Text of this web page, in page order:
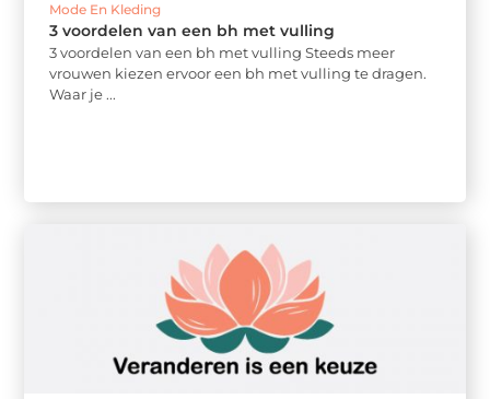
Mode En Kleding
3 voordelen van een bh met vulling
3 voordelen van een bh met vulling Steeds meer
vrouwen kiezen ervoor een bh met vulling te dragen.
Waar je ...